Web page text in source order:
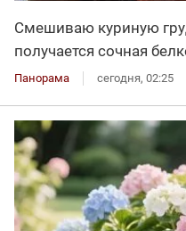
Смешиваю куриную
получается сочная
Панорама сегодня, 02:25